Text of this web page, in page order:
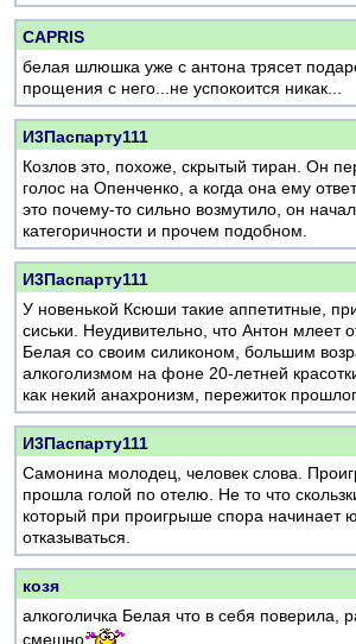
CAPRIS
белая шлюшка уже с антона трясет
прощения с него...не успокоится никак...
И3Паспарту111
Козлов это, похоже, скрытый тиран. Он
голос на Опенченко, а когда она ему
это почему-то сильно возмутило, он
категоричности и прочем подобном.
И3Паспарту111
У новенькой Ксюши такие аппетитные,
сиськи. Неудивительно, что Антон млеет
Белая со своим силиконом, большим
алкоголизмом на фоне 20-летней
как некий анахронизм, пережиток
И3Паспарту111
Самонина молодец, человек слова.
прошла голой по отелю. Не то что
который при проигрыше спора начинает
отказываться.
козя
алкоголичка Белая что в себя поверила,
смешно